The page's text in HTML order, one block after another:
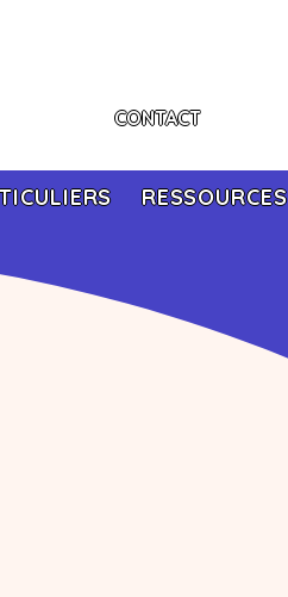
CONTACT
RESSOURCES